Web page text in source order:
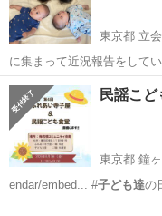
東京都 立
に集まって近況報告をしてい
様子を一緒に楽…
東京 品川区 立会川
民謡こ
東京都 鐘
endar/embed... #子ども達の